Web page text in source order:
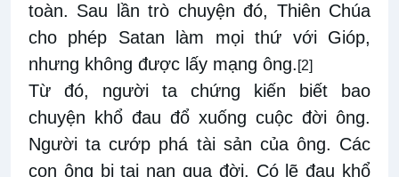
toàn. Sau lần trò chuyện đó, Thiên Chúa
cho phép Satan làm mọi thứ với Gióp,
nhưng không được lấy mạng ông. [2]
Từ đó, người ta chứng kiến biết bao
chuyện khổ đau đổ xuống cuộc đời ông.
Người ta cướp phá tài sản của ông. Các
con ông bị tai nạn qua đời. Có lẽ đau khổ